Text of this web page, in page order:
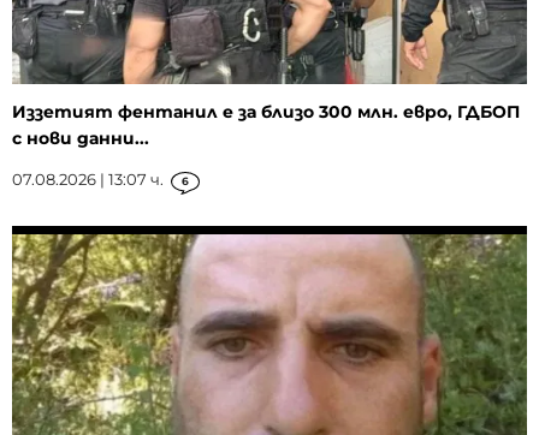
Иззетият фентанил е за близо 300 млн. евро, ГДБОП
с нови данни...
07.08.2026 | 13:07 ч. 6